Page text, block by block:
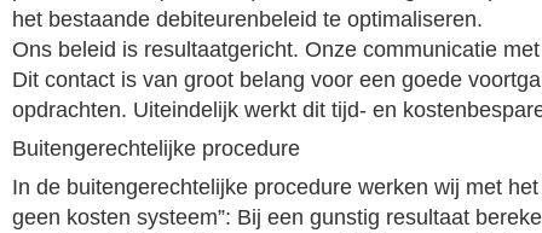
het bestaande debiteurenbeleid te optimaliseren.
Ons beleid is resultaatgericht. Onze communicatie
Dit contact is van groot belang voor een goede
opdrachten. Uiteindelijk werkt dit tijd- en
Buitengerechtelijke procedure
In de buitengerechtelijke procedure werken wij met
geen kosten systeem”: Bij een gunstig resultaat